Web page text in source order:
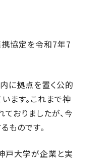
携協定を令和7年7
に拠点を置く公的
ます。これまで神
おりましたが、今
ものです。
戸大学が企業と実